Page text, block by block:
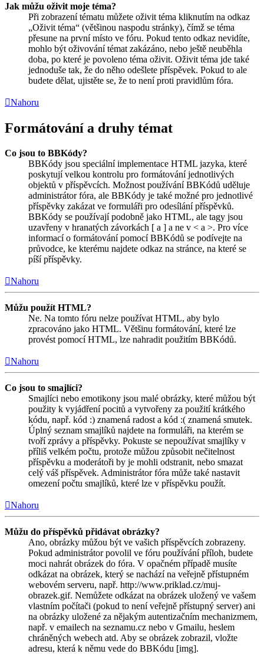
Jak můžu oživit moje téma?
Při zobrazení tématu můžete oživit téma kliknutím na odkaz
„Oživit téma“ (většinou naspodu stránky), čímž se téma
přesune na první místo ve fóru. Pokud tento odkaz nevidíte,
mohlo být oživování témat zakázáno, nebo ještě neuběhla
doba, po které je povoleno téma oživit. Oživit téma jde také
jednoduše tak, že do něho odešlete příspěvek. Pokud to ale
budete dělat, ujistěte se, že to není proti pravidlům fóra.
Nahoru
Formátování a druhy témat
Co jsou to BBKódy?
BBKódy jsou speciální implementace HTML jazyka, které
poskytují velkou kontrolu pro formátování jednotlivých
objektů v příspěvcích. Možnost používání BBKódů uděluje
administrátor fóra, ale BBKódy je také možné pro jednotlivé
příspěvky zakázat ve formuláři pro odesílání příspěvků.
BBKódy se používají podobně jako HTML, ale tagy jsou
uzavřeny v hranatých závorkách [ a ] a ne v < a >. Pro více
informací o formátování pomocí BBKódů se podívejte na
průvodce, ke kterému najdete odkaz na stránce, na které se
píší příspěvky.
Nahoru
Můžu použít HTML?
Ne. Na tomto fóru nelze používat HTML, aby bylo
zpracováno jako HTML. Většinu formátování, které lze
provést pomocí HTML, lze nahradit použitím BBKódů.
Nahoru
Co jsou to smajlíci?
Smajlíci nebo emotikony jsou malé obrázky, které můžou být
použity k vyjádření pocitů a vytvořeny za použití krátkého
kódu, např. kód :) znamená radost a kód :( znamená smutek.
Úplný seznam smajlíků najdete na formuláři, na kterém se
tvoří zprávy a příspěvky. Pokuste se nepoužívat smajlíky v
příliš velkém počtu, protože můžou způsobit nečitelnost
příspěvku a moderátoři by je mohli odstranit, nebo smazat
celý váš příspěvek. Administrátor fóra může také nastavit
omezení počtu smajlíků, které lze v příspěvku použít.
Nahoru
Můžu do příspěvků přidávat obrázky?
Ano, obrázky můžou být ve vašich příspěvcích zobrazeny.
Pokud administrátor povolil ve fóru používání příloh, budete
moci nahrát obrázek do fóra. V opačném případě musíte
odkázat na obrázek, který se nachází na veřejně přístupném
webovém serveru, např. http://www.priklad.cz/muj-
obrazek.gif. Nemůžete odkázat na obrázek uložený ve vašem
vlastním počítači (pokud to není veřejně přístupný server) ani
na obrázky uložené za nějakým autentizačním mechanizmem,
např. v emailech na seznamu.cz nebo v Gmailu, heslem
chráněných webech atd. Aby se obrázek zobrazil, vložte
adresu, která k němu vede do BBKódu [img].